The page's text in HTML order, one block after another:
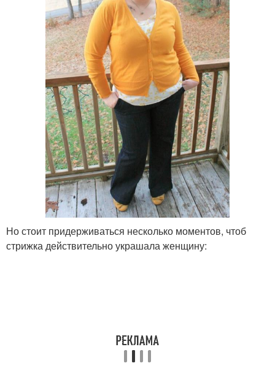
Чёлки в стрижке Мужские стрижки
Стрижки по форме
Стрижки для
квадратного лица
Ассиметричная стрижка
Но стоит придерживаться несколько моментов, чтоб
стрижка действительно украшала женщину: